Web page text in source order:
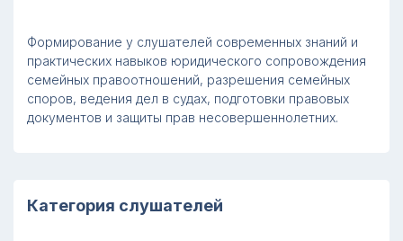
Формирование у слушателей современных знаний и
практических навыков юридического сопровождения
семейных правоотношений, разрешения семейных
споров, ведения дел в судах, подготовки правовых
документов и защиты прав несовершеннолетних.
Категория слушателей